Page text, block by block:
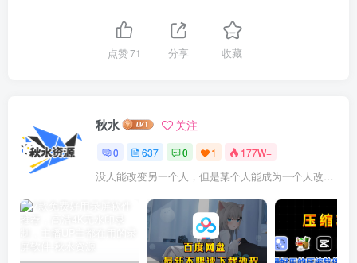
点赞71 分享 收藏
秋水 关注
0 637 0 1 177W+
没人能改变另一个人，但是某个人能成为一个人改变的原因